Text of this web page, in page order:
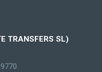
TRANSFERS SL)